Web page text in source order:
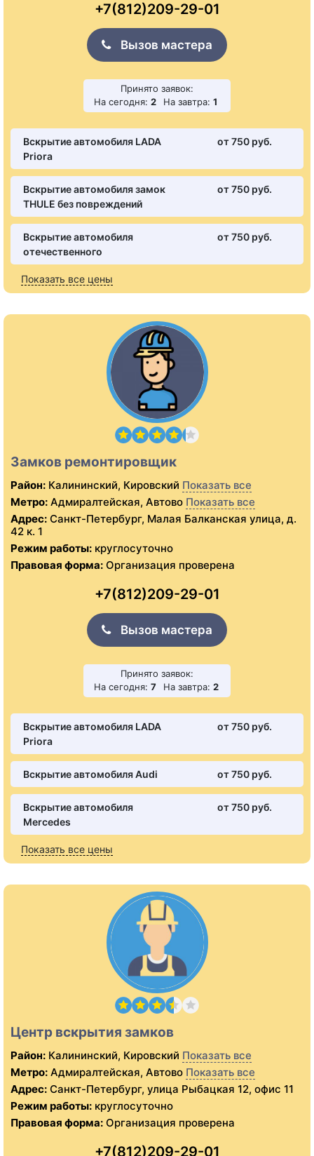
+7(812)209-29-01
Вызов мастера
Принято заявок:
На сегодня: 2 На завтра: 1
Вскрытие автомобиля LADA
Priora
от 750 pуб.
Вскрытие автомобиля замок
THULE без повреждений
от 750 pуб.
Вскрытие автомобиля
отечественного
от 750 pуб.
Показать все цены
Замков ремонтировщик
Район: Калининский, Кировский Показать все
Метро: Адмиралтейская, Автово Показать все
Адрес: Санкт-Петербург, Малая Балканская улица, д.
42 к. 1
Режим работы: круглосуточно
Правовая форма: Организация проверена
+7(812)209-29-01
Вызов мастера
Принято заявок:
На сегодня: 7 На завтра: 2
Вскрытие автомобиля LADA
Priora
от 750 pуб.
Вскрытие автомобиля Audi от 750 pуб.
Вскрытие автомобиля
Mercedes
от 750 pуб.
Показать все цены
Центр вскрытия замков
Район: Калининский, Кировский Показать все
Метро: Адмиралтейская, Автово Показать все
Адрес: Санкт-Петербург, улица Рыбацкая 12, офис 11
Режим работы: круглосуточно
Правовая форма: Организация проверена
+7(812)209-29-01